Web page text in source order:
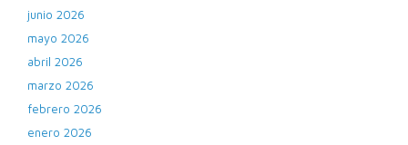
junio 2026
mayo 2026
abril 2026
marzo 2026
febrero 2026
enero 2026